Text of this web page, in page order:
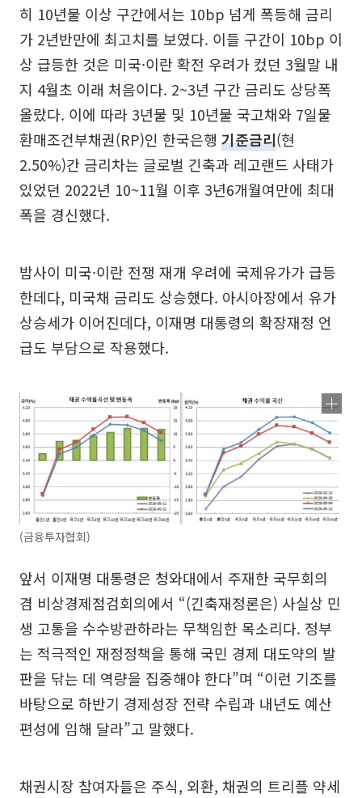
히 10년물 이상 구간에서는 10bp 넘게 폭등해 금리
가 2년반만에 최고치를 보였다. 이들 구간이 10bp 이
상 급등한 것은 미국·이란 확전 우려가 컸던 3월말 내
지 4월초 이래 처음이다. 2~3년 구간 금리도 상당폭
올랐다. 이에 따라 3년물 및 10년물 국고채와 7일물
환매조건부채권(RP)인 한국은행 기준금리(현
2.50%)간 금리차는 글로벌 긴축과 레고랜드 사태가
있었던 2022년 10~11월 이후 3년6개월여만에 최대
폭을 경신했다.
밤사이 미국·이란 전쟁 재개 우려에 국제유가가 급등
한데다, 미국채 금리도 상승했다. 아시아장에서 유가
상승세가 이어진데다, 이재명 대통령의 확장재정 언
급도 부담으로 작용했다.
(금융투자협회)
앞서 이재명 대통령은 청와대에서 주재한 국무회의
겸 비상경제점검회의에서 “(긴축재정론은) 사실상 민
생 고통을 수수방관하라는 무책임한 목소리다. 정부
는 적극적인 재정정책을 통해 국민 경제 대도약의 발
판을 닦는 데 역량을 집중해야 한다”며 “이런 기조를
바탕으로 하반기 경제성장 전략 수립과 내년도 예산
편성에 임해 달라”고 말했다.
채권시장 참여자들은 주식, 외환, 채권의 트리플 약세